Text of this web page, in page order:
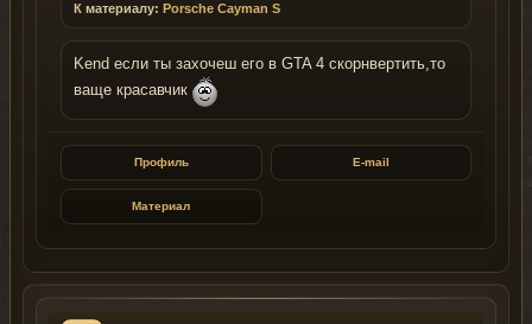
К материалу: Porsche Cayman S
Kend если ты захочеш его в GTA 4 скорнвертить,то
ваще красавчик
Профиль E-mail
Материал